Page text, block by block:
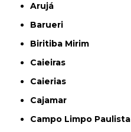
Arujá
Barueri
Biritiba Mirim
Caieiras
Caierias
Cajamar
Campo Limpo Paulista